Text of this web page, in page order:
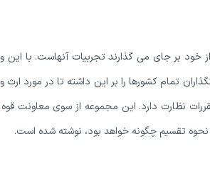
خود بر جای می گذارند تجربیات آنهاست. با این
تمام کشورها را بر این داشته تا در مورد
نظارت دارد. این مجموعه از سوی معاونت قوه
تقسیم چگونه خواهد بود، نوشته شده است.